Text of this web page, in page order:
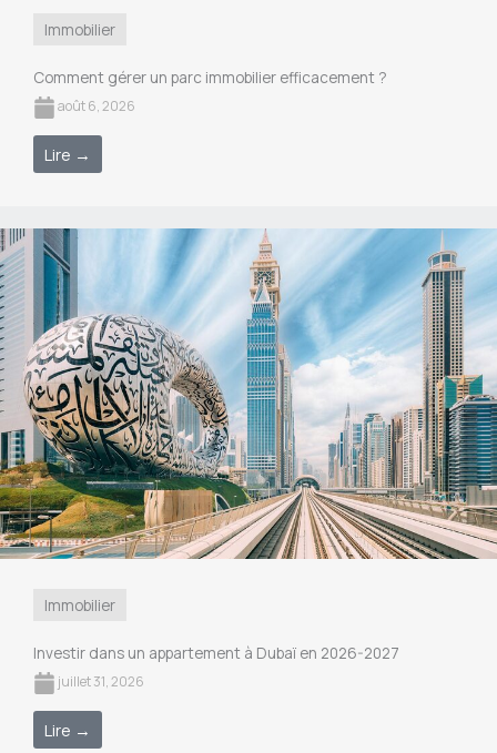
Immobilier
Comment gérer un parc immobilier efficacement ?
août 6, 2026
Lire →
Immobilier
Investir dans un appartement à Dubaï en 2026-2027
juillet 31, 2026
Lire →